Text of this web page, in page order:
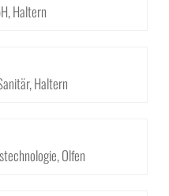
Haltern
Haltern
Olfen